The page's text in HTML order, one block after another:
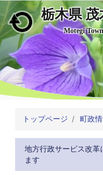
メインコンテンツにスキッ
栃木県 茂
Motegi Town
トップページ 町政
地方行政サービス改革
ます